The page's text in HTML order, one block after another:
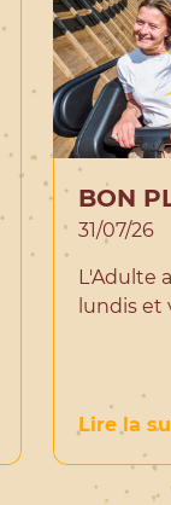
famille chez
BON
31/07/26
L'Adulte
lundis et
Lire la